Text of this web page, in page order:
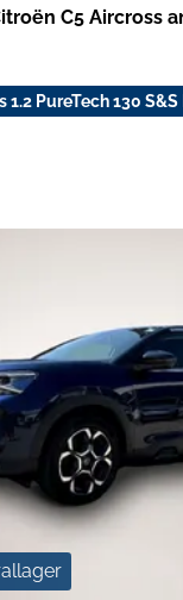
C5 Aircross
1.2 PureTech 130 S&S